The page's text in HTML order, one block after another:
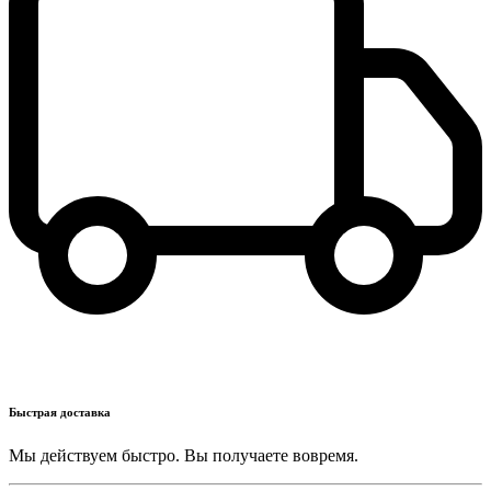
Быстрая доставка
Мы действуем быстро. Вы получаете вовремя.